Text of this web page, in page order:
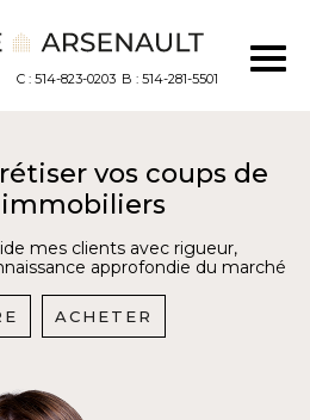
C : 514-823-0203 B : 514-281-5501
vos coups de
mes clients avec rigueur,
approfondie du marché
ACHETER